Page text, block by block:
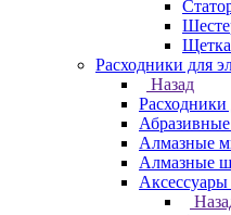
Щетка
Расходники для
Назад
Расходники
Алмазные
Алмазные